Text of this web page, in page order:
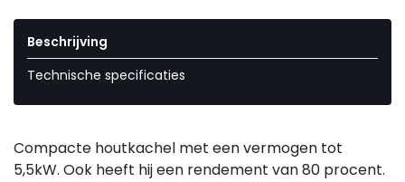
Beschrijving
Technische specificaties
Compacte houtkachel met een vermogen tot
5,5kW. Ook heeft hij een rendement van 80 procent.